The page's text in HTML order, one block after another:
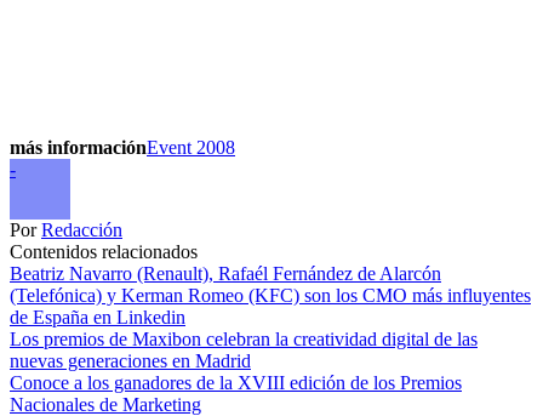
más informaciónEvent 2008
-
PorRedacción
Contenidos relacionados
Beatriz Navarro (Renault), Rafaél Fernández de Alarcón
(Telefónica) y Kerman Romeo (KFC) son los CMO más influyentes
de España en Linkedin
Los premios de Maxibon celebran la creatividad digital de las
nuevas generaciones en Madrid
Conoce a los ganadores de la XVIII edición de los Premios
Nacionales de Marketing